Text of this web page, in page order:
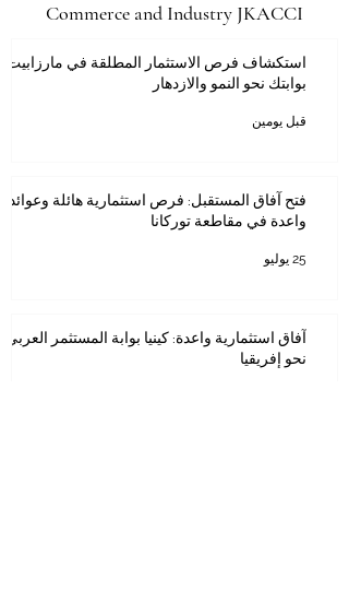
Commerce and Industry JKACCI
استكشاف فرص الاستثمار المطلقة في مارزابيت:
بوابتك نحو النمو والازدهار
قبل يومين
فتح آفاق المستقبل: فرص استثمارية هائلة وعوائد
واعدة في مقاطعة توركانا
25 يوليو
آفاق استثمارية واعدة: كينيا بوابة المستثمر العربي
نحو إفريقيا